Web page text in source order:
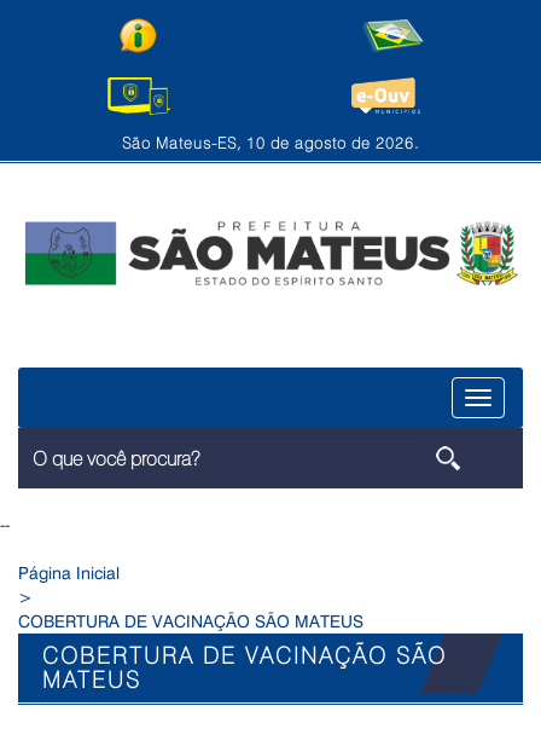
São Mateus-ES, 10 de agosto de 2026.
Menu
--
Página Inicial
>
COBERTURA DE VACINAÇÃO SÃO MATEUS
COBERTURA DE VACINAÇÃO SÃO
MATEUS